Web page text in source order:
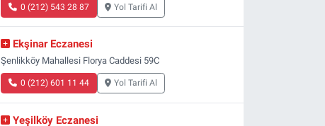
0 (212) 543 28 87 Yol Tarifi Al
Ekşinar Eczanesi
Şenlikköy Mahallesi Florya Caddesi 59C
0 (212) 601 11 44 Yol Tarifi Al
Yeşilköy Eczanesi